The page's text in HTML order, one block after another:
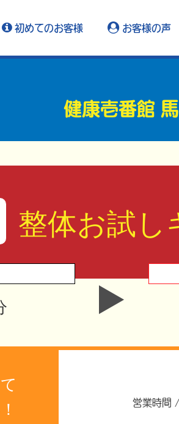
初めてのお客様 お客様の声
健康壱番館
整体お試し
営業時間